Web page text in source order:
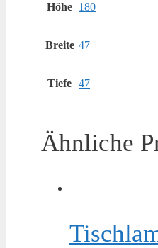
Höhe 180
Breite 47
Tiefe 47
Ähnliche